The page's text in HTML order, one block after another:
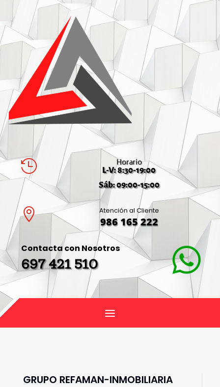
 Horario
L-V: 8:30-19:00
Sáb: 09:00-15:00
 Atención al Cliente
986 165 222
Contacta con Nosotros
697 421 510
GRUPO REFAMAN-INMOBILIARIA